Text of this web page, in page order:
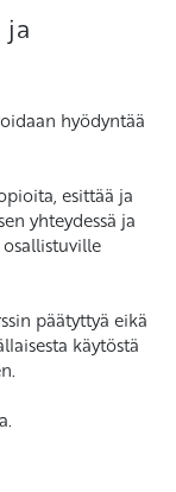
hyödyntää
esittää ja
yhteydessä ja
päätyttyä eikä
käytöstä